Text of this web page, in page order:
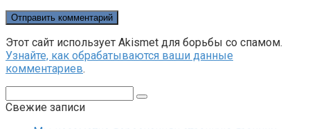
Этот сайт использует Akismet для борьбы со спамом.
Узнайте, как обрабатываются ваши данные
комментариев.
Свежие записи